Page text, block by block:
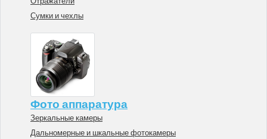
Сумки и чехлы
Фото аппаратура
Зеркальные камеры
Дальномерные и шкальные фотокамеры